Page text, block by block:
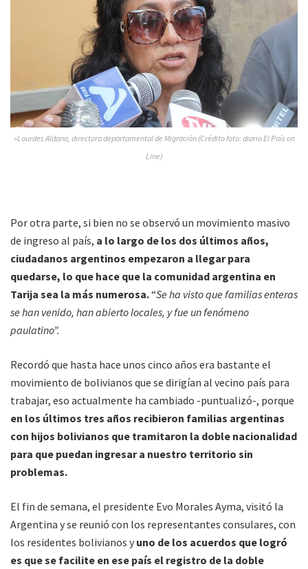
»Lourdes Aldana, directora departamental de Migración (Crédito foto: diario El País on
Line)
Por otra parte, si bien no se observó un movimiento masivo
de ingreso al país, a lo largo de los dos últimos años,
ciudadanos argentinos empezaron a llegar para
quedarse, lo que hace que la comunidad argentina en
Tarija sea la más numerosa.“Se ha visto que familias enteras
se han venido, han abierto locales, y fue un fenómeno
paulatino”.
Recordó que hasta hace unos cinco años era bastante el
movimiento de bolivianos que se dirigían al vecino país para
trabajar, eso actualmente ha cambiado -puntualizó-, porque
en los últimos tres años recibieron familias argentinas
con hijos bolivianos que tramitaron la doble nacionalidad
para que puedan ingresar a nuestro territorio sin
problemas.
El fin de semana, el presidente Evo Morales Ayma, visitó la
Argentina y se reunió con los representantes consulares, con
los residentes bolivianos y uno de los acuerdos que logró
es que se facilite en ese país el registro de la doble